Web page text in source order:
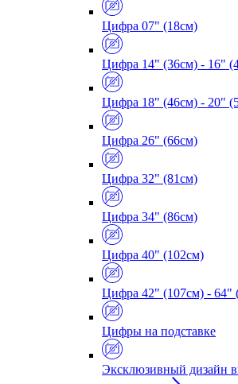
Цифра 07" (18см)
Цифра 14" (36см) - 16"
Цифра 18" (46см) - 20"
Цифра 26" (66см)
Цифра 32" (81см)
Цифра 34" (86см)
Цифра 40" (102см)
Цифра 42" (107см) - 64"
Цифры на подставке
Эксклюзивный дизайн